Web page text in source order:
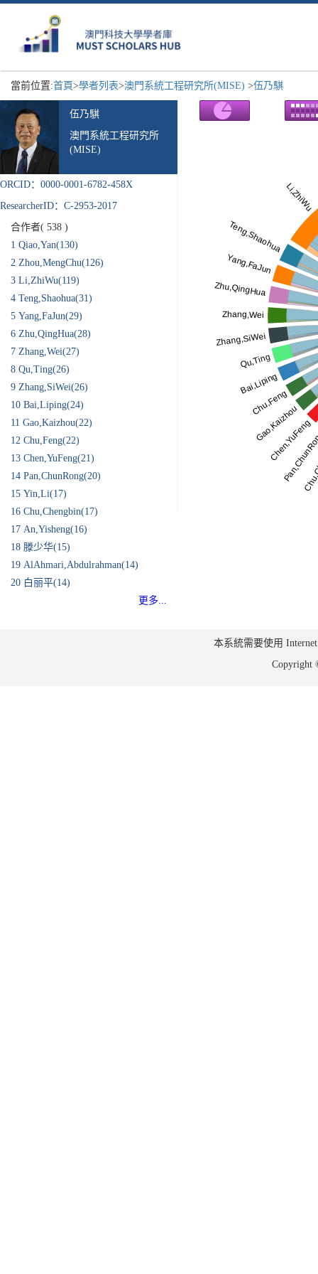
當前位置:首頁>學者列表>澳門系統工程研究所(MISE) >伍乃騏
伍乃騏
澳門系統工程研究所
(MISE)
ORCID：0000-0001-6782-458X
ResearcherID：C-2953-2017
合作者( 538 )
1 Qiao,Yan(130)
2 Zhou,MengChu(126)
3 Li,ZhiWu(119)
4 Teng,Shaohua(31)
5 Yang,FaJun(29)
6 Zhu,QingHua(28)
7 Zhang,Wei(27)
8 Qu,Ting(26)
9 Zhang,SiWei(26)
10 Bai,Liping(24)
11 Gao,Kaizhou(22)
12 Chu,Feng(22)
13 Chen,YuFeng(21)
14 Pan,ChunRong(20)
15 Yin,Li(17)
16 Chu,Chengbin(17)
17 An,Yisheng(16)
18 滕少华(15)
19 AlAhmari,Abdulrahman(14)
20 白丽平(14)
更多...
本系統需要使用
Copyright